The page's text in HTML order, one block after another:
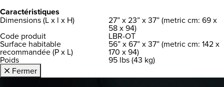
Caractéristiques
Dimensions (L x l x H) 27” x 23” x 37” (metric cm: 69 x
58 x 94)
Code produit LBR-OT
Surface habitable
recommandée (P x L)
56” x 67” x 37” (metric cm: 142 x
170 x 94)
Poids
95 lbs (43 kg)
Fermer